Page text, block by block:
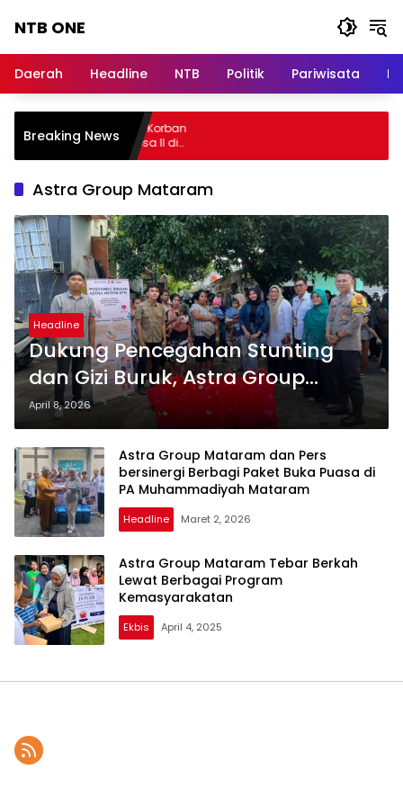
NTB ONE
dan
Lombok
Daerah Headline NTB Politik Pariwisata
Breaking News
Jamin Seluruh Korban
KM Mutiara Sentosa II di
Sumenep
Astra Group Mataram
Headline
Dukung Pencegahan Stunting
dan Gizi Buruk, Astra Group
Mataram Distribusikan Makanan
Tambahan di Posyandu
Kelurahan Cakranegara Selatan
April 8, 2026
Astra Group Mataram dan Pers
bersinergi Berbagi Paket Buka Puasa di
PA Muhammadiyah Mataram
Headline Maret 2, 2026
Astra Group Mataram Tebar Berkah
Lewat Berbagai Program
Kemasyarakatan
Ekbis April 4, 2025